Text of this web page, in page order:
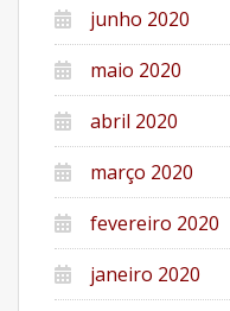
junho 2020
maio 2020
abril 2020
março 2020
fevereiro 2020
janeiro 2020